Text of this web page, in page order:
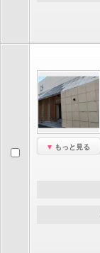
もっと見る